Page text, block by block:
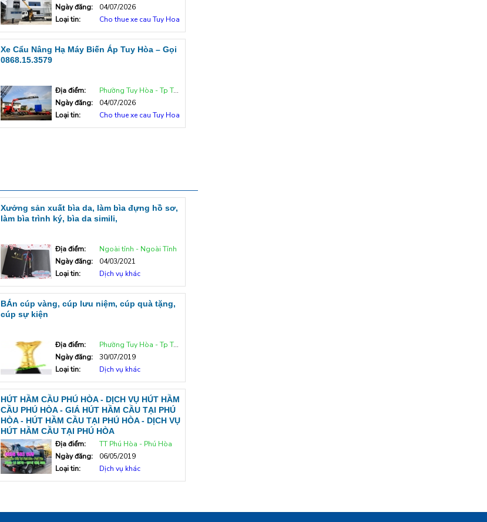
Ngày đăng:
04/07/2026
Loại tin:
Cho thue xe cau Tuy Hoa
Xe Cẩu Nâng Hạ Máy Biến Áp Tuy Hòa – Gọi
0868.15.3579
Địa điểm:
Phường Tuy Hòa - Tp Tuy Hòa
Ngày đăng:
04/07/2026
Loại tin:
Cho thue xe cau Tuy Hoa
Xưởng sản xuất bìa da, làm bìa đựng hồ sơ,
làm bìa trình ký, bìa da simili,
Địa điểm:
Ngoài tỉnh - Ngoài Tỉnh
Ngày đăng:
04/03/2021
Loại tin:
Dịch vụ khác
BÁn cúp vàng, cúp lưu niệm, cúp quà tặng,
cúp sự kiện
Địa điểm:
Phường Tuy Hòa - Tp Tuy Hòa
Ngày đăng:
30/07/2019
Loại tin:
Dịch vụ khác
HÚT HẦM CẦU PHÚ HÒA - DỊCH VỤ HÚT HẦM
CẦU PHÚ HÒA - GIÁ HÚT HẦM CẦU TẠI PHÚ
HÒA - HÚT HẦM CẦU TẠI PHÚ HÒA - DỊCH VỤ
HÚT HẦM CẦU TẠI PHÚ HÒA
Địa điểm:
TT Phú Hòa - Phú Hòa
Ngày đăng:
06/05/2019
Loại tin:
Dịch vụ khác